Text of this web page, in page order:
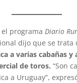
programa Diario
dijo que se trata
a varias cabañas y
de toros. “Son
a Uruguay”,